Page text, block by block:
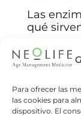
Para ofrecer las
las cookies para
dispositivo. El
Las
qué
Las
absorber
digestión